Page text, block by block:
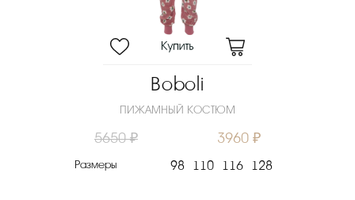
Boboli
ПИЖАМНЫЙ КОСТЮМ
5650 ₽ 3960 ₽
Размеры 98 110 116 128